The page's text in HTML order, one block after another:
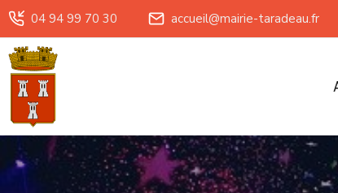
04 94 99 70 30 accueil@mairie-taradeau.fr